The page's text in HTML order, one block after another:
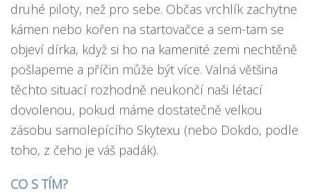
druhé piloty, než pro sebe. Občas vrchlík zachytne
kámen nebo kořen na startovačce a sem-tam se
objeví dírka, když si ho na kamenité zemi nechtěně
pošlapeme a příčin může být více. Valná většina
těchto situací rozhodně neukončí naši létací
dovolenou, pokud máme dostatečně velkou
zásobu samolepícího Skytexu (nebo Dokdo, podle
toho, z čeho je váš padák).
CO S TÍM?